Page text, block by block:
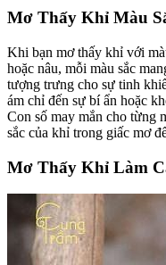
Mơ Thấy Khỉ Màu
Khi bạn mơ thấy khỉ với
hoặc nâu, mỗi màu sắc
tượng trưng cho sự tinh
ám chỉ đến sự bí ẩn hoặc
Con số may mắn cho từng
sắc của khỉ trong giấc mơ
Mơ Thấy Khỉ Làm